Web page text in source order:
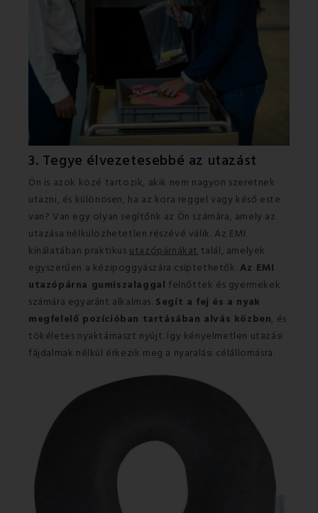
3. Tegye élvezetesebbé az utazást
Ön is azok közé tartozik, akik nem nagyon szeretnek
utazni, és különösen, ha az kora reggel vagy késő este
van? Van egy olyan segítőnk az Ön számára, amely az
utazása nélkülözhetetlen részévé válik. Az EMI
kínálatában praktikusutazópárnákat talál, amelyek
egyszerűen a kézipoggyászára csíptethetők. Az EMI
utazópárna gumiszalaggal felnőttek és gyermekek
számára egyaránt alkalmas. Segít a fej és a nyak
megfelelő pozícióban tartásában alvás közben, és
tökéletes nyaktámaszt nyújt. Így kényelmetlen utazási
fájdalmak nélkül érkezik meg a nyaralási célállomásra.